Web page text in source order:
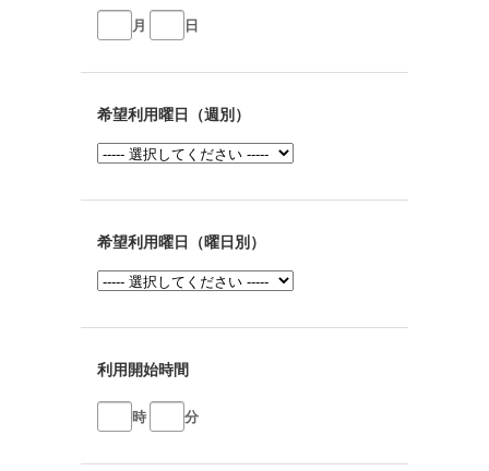
月 日
希望利用曜日（週別）
希望利用曜日（曜日別）
利用開始時間
時 分